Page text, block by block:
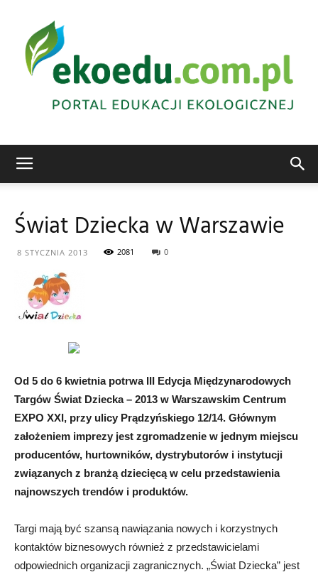
Świat Dziecka w Warszawie
8 STYCZNIA 2013 2081 0
Od 5 do 6 kwietnia potrwa III Edycja Międzynarodowych
Targów Świat Dziecka – 2013 w Warszawskim Centrum
EXPO XXI, przy ulicy Prądzyńskiego 12/14. Głównym
założeniem imprezy jest zgromadzenie w jednym miejscu
producentów, hurtowników, dystrybutorów i instytucji
związanych z branżą dziecięcą w celu przedstawienia
najnowszych trendów i produktów.
Targi mają być szansą nawiązania nowych i korzystnych
kontaktów biznesowych również z przedstawicielami
odpowiednich organizacji zagranicznych. „Świat Dziecka” jest